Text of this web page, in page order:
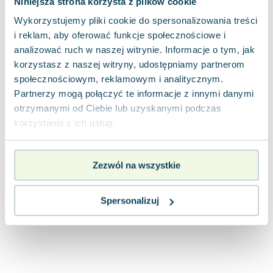
Wykorzystujemy pliki cookie do spersonalizowania treści
i reklam, aby oferować funkcje społecznościowe i
analizować ruch w naszej witrynie. Informacje o tym, jak
korzystasz z naszej witryny, udostępniamy partnerom
społecznościowym, reklamowym i analitycznym.
Partnerzy mogą połączyć te informacje z innymi danymi
otrzymanymi od Ciebie lub uzyskanymi podczas
korzystania z ich usług.
Zezwól na wszystkie
Spersonalizuj
Joseph Murphy
Jan Sztaudynger
Aleksander Puszkin
Oscar Wilde
Małgorzata Ohme
Leszek Czarnecki
Joanna Racewicz
Janina Zającówna
Anna Prus (oprac.)
Nela Mała Reporterka
Agnieszka Maciąg